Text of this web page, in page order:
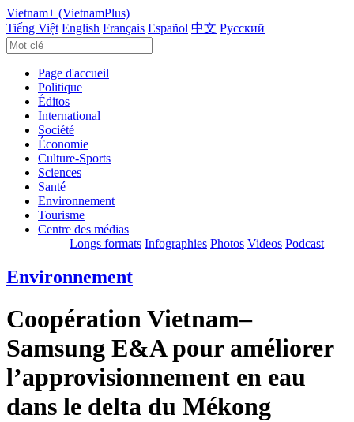
Vietnam+ (VietnamPlus)
Tiếng Việt English Français Español 中文 Русский
Page d'accueil
Politique
Éditos
International
Société
Économie
Culture-Sports
Sciences
Santé
Environnement
Tourisme
Centre des médias
Longs formats Infographies Photos Videos Podcast
Environnement
Coopération Vietnam–
Samsung E&A pour améliorer
l’approvisionnement en eau
dans le delta du Mékong